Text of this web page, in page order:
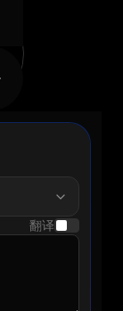
翻译